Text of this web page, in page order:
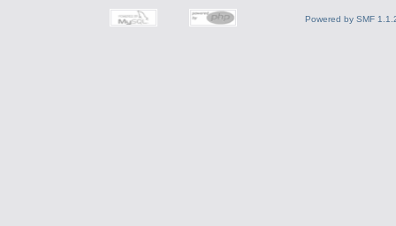
Powered by SMF